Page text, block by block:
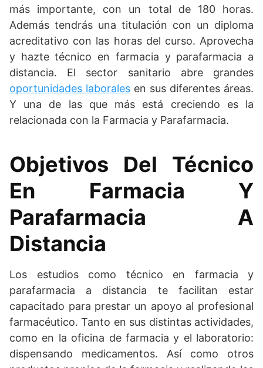
más importante, con un total de 180 horas.
Además tendrás una titulación con un diploma
acreditativo con las horas del curso. Aprovecha
y hazte técnico en farmacia y parafarmacia a
distancia. El sector sanitario abre grandes
oportunidades laborales en sus diferentes áreas.
Y una de las que más está creciendo es la
relacionada con la Farmacia y Parafarmacia.
Objetivos Del Técnico
En Farmacia Y
Parafarmacia A
Distancia
Los estudios como técnico en farmacia y
parafarmacia a distancia te facilitan estar
capacitado para prestar un apoyo al profesional
farmacéutico. Tanto en sus distintas actividades,
como en la oficina de farmacia y el laboratorio:
dispensando medicamentos. Así como otros